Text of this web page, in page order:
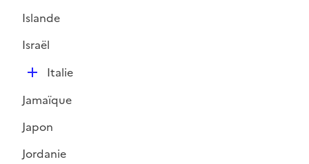
p
l
Islande
Israël
D
p
l
e
Italie
Jamaïque
Japon
Jordanie